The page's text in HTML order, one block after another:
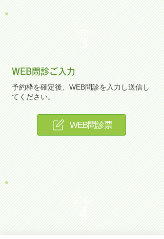
STEP
３
WEB問診ご入力
予約枠を確定後、WEB問診を入力し送信し
てください。
WEB問診票
STEP
4